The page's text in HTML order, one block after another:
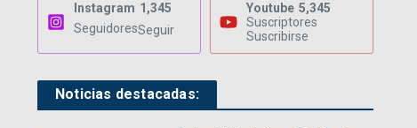
Instagram 1,345
SeguidoresSeguir
Youtube 5,345
Suscriptores
Suscribirse
Noticias destacadas: